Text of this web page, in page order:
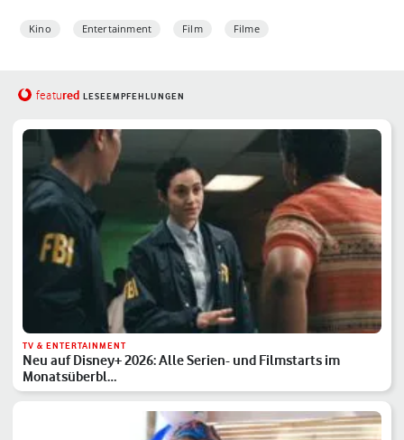
Kino Entertainment Film Filme
featured LESEEMPFEHLUNGEN
TV & ENTERTAINMENT
Neu auf Disney+ 2026: Alle Serien- und Filmstarts im
Monatsüberbl…